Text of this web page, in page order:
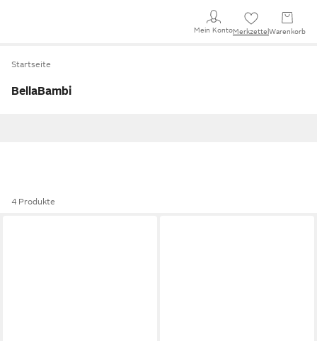
Mein KontoMerkzettel Warenkorb
Startseite
BellaBambi
4 Produkte